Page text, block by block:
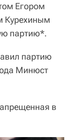
Егором
Курехиным
партию*.
партию
Минюст
в